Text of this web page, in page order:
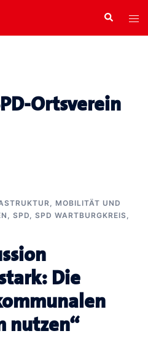
Search
Ortsverein
MOBILITÄT UND
SPD SPD WARTBURGKREIS
Die
nutzen“